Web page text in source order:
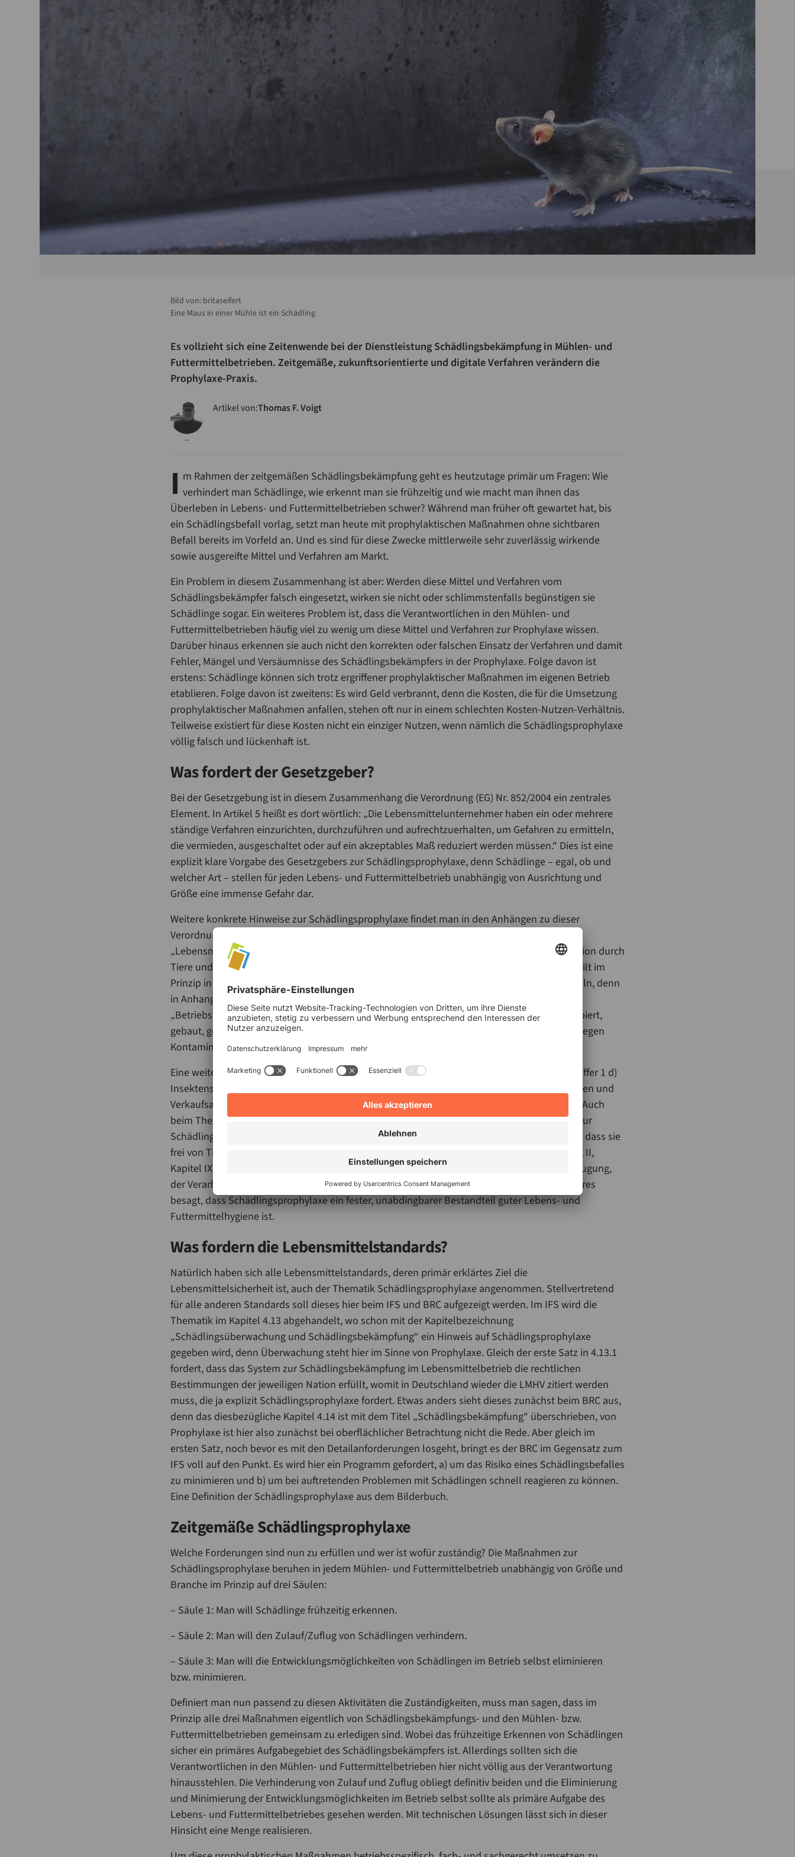
Bild von: britaseifert
Eine Maus in einer Mühle ist ein Schädling
Es vollzieht sich eine Zeitenwende bei der Dienstleistung Schädlingsbekämpfung in Mühlen- und
Futtermittelbetrieben. Zeitgemäße, zukunftsorientierte und digitale Verfahren verändern die
Prophylaxe-Praxis.
Artikel von:Thomas F. Voigt
I m Rahmen der zeitgemäßen Schädlingsbekämpfung geht es heutzutage primär um Fragen: Wie
verhindert man Schädlinge, wie erkennt man sie frühzeitig und wie macht man ihnen das
Überleben in Lebens- und Futtermittelbetrieben schwer? Während man früher oft gewartet hat, bis
ein Schädlingsbefall vorlag, setzt man heute mit prophylaktischen Maßnahmen ohne sichtbaren
Befall bereits im Vorfeld an. Und es sind für diese Zwecke mittlerweile sehr zuverlässig wirkende
sowie ausgereifte Mittel und Verfahren am Markt.
Ein Problem in diesem Zusammenhang ist aber: Werden diese Mittel und Verfahren vom
Schädlingsbekämpfer falsch eingesetzt, wirken sie nicht oder schlimmstenfalls begünstigen sie
Schädlinge sogar. Ein weiteres Problem ist, dass die Verantwortlichen in den Mühlen- und
Futtermittelbetrieben häufig viel zu wenig um diese Mittel und Verfahren zur Prophylaxe wissen.
Darüber hinaus erkennen sie auch nicht den korrekten oder falschen Einsatz der Verfahren und damit
Fehler, Mängel und Versäumnisse des Schädlingsbekämpfers in der Prophylaxe. Folge davon ist
erstens: Schädlinge können sich trotz ergriffener prophylaktischer Maßnahmen im eigenen Betrieb
etablieren. Folge davon ist zweitens: Es wird Geld verbrannt, denn die Kosten, die für die Umsetzung
prophylaktischer Maßnahmen anfallen, stehen oft nur in einem schlechten Kosten-Nutzen-Verhältnis.
Teilweise existiert für diese Kosten nicht ein einziger Nutzen, wenn nämlich die Schädlingsprophylaxe
völlig falsch und lückenhaft ist.
Was fordert der Gesetzgeber?
Bei der Gesetzgebung ist in diesem Zusammenhang die Verordnung (EG) Nr. 852/2004 ein zentrales
Element. In Artikel 5 heißt es dort wörtlich: „Die Lebensmittelunternehmer haben ein oder mehrere
ständige Verfahren einzurichten, durchzuführen und aufrechtzuerhalten, um Gefahren zu ermitteln,
die vermieden, ausgeschaltet oder auf ein akzeptables Maß reduziert werden müssen.“ Dies ist eine
explizit klare Vorgabe des Gesetzgebers zur Schädlingsprophylaxe, denn Schädlinge – egal, ob und
welcher Art – stellen für jeden Lebens- und Futtermittelbetrieb unabhängig von Ausrichtung und
Größe eine immense Gefahr dar.
Weitere konkrete Hinweise zur Schädlingsprophylaxe findet man in den Anhängen zu dieser
Verordnung. Im Anhang I, der sich auf die Primärproduktion bezieht, heißt es:
„Lebensmittelunternehmer müssen angemessene Maßnahmen treffen, um eine Kontamination durch
Tiere und Schädlinge so weit wie möglich vorzubeugen oder zu verhindern.“ Diese Vorgabe gilt im
Prinzip in diesem Wortlaut auch für die Herstellung und Weiterverarbeitung von Lebensmitteln, denn
in Anhang II (Hygienevorschriften für alle Lebensmittelunternehmer), Kapitel I, heißt es:
„Betriebsstätten, in denen mit Lebensmitteln umgegangen wird, müssen so angelegt, konzipiert,
gebaut, gelegen und bemessen sein, dass gute Lebensmittelhygiene, einschließlich Schutz gegen
Kontamination und insbesondere Schädlingsbekämpfung, gewährleistet ist.“
Eine weitere Vorgabe zur Prophylaxe findet man im Anhang II, Kapitel II. Hier werden unter Ziffer 1 d)
Insektenschutzgitter an Fenstern gefordert. Und selbst für mobile Lebensmittelbetriebsstätten und
Verkaufsautomaten fordert diese Verordnung in Anhang II, Kapitel III Schädlingsprophylaxe. Auch
beim Thema Lebensmittelabfälle findet man im Anhang II, Kapitel VI, Ziffer 3 einen Hinweis zur
Schädlingsprophylaxe, denn Abfallsammelräume müssen so konzipiert und geführt werden, dass sie
frei von Tieren und Schädlingen gehalten werden können. Und schließlich gibt es im Anhang II,
Kapitel IX, in Ziffer 3 die allumfassende Vorgabe, dass Lebensmittel auf allen Stufen der Erzeugung,
der Verarbeitung und des Vertriebes vor Kontaminationen zu schützen sind, was nichts anderes
besagt, dass Schädlingsprophylaxe ein fester, unabdingbarer Bestandteil guter Lebens- und
Futtermittelhygiene ist.
Was fordern die Lebensmittelstandards?
Natürlich haben sich alle Lebensmittelstandards, deren primär erklärtes Ziel die
Lebensmittelsicherheit ist, auch der Thematik Schädlingsprophylaxe angenommen. Stellvertretend
für alle anderen Standards soll dieses hier beim IFS und BRC aufgezeigt werden. Im IFS wird die
Thematik im Kapitel 4.13 abgehandelt, wo schon mit der Kapitelbezeichnung
„Schädlingsüberwachung und Schädlingsbekämpfung“ ein Hinweis auf Schädlingsprophylaxe
gegeben wird, denn Überwachung steht hier im Sinne von Prophylaxe. Gleich der erste Satz in 4.13.1
fordert, dass das System zur Schädlingsbekämpfung im Lebensmittelbetrieb die rechtlichen
Bestimmungen der jeweiligen Nation erfüllt, womit in Deutschland wieder die LMHV zitiert werden
muss, die ja explizit Schädlingsprophylaxe fordert. Etwas anders sieht dieses zunächst beim BRC aus,
denn das diesbezügliche Kapitel 4.14 ist mit dem Titel „Schädlingsbekämpfung“ überschrieben, von
Prophylaxe ist hier also zunächst bei oberflächlicher Betrachtung nicht die Rede. Aber gleich im
ersten Satz, noch bevor es mit den Detailanforderungen losgeht, bringt es der BRC im Gegensatz zum
IFS voll auf den Punkt. Es wird hier ein Programm gefordert, a) um das Risiko eines Schädlingsbefalles
zu minimieren und b) um bei auftretenden Problemen mit Schädlingen schnell reagieren zu können.
Eine Definition der Schädlingsprophylaxe aus dem Bilderbuch.
Zeitgemäße Schädlingsprophylaxe
Welche Forderungen sind nun zu erfüllen und wer ist wofür zuständig? Die Maßnahmen zur
Schädlingsprophylaxe beruhen in jedem Mühlen- und Futtermittelbetrieb unabhängig von Größe und
Branche im Prinzip auf drei Säulen:
– Säule 1: Man will Schädlinge frühzeitig erkennen.
– Säule 2: Man will den Zulauf/Zuflug von Schädlingen verhindern.
– Säule 3: Man will die Entwicklungsmöglichkeiten von Schädlingen im Betrieb selbst eliminieren
bzw. minimieren.
Definiert man nun passend zu diesen Aktivitäten die Zuständigkeiten, muss man sagen, dass im
Prinzip alle drei Maßnahmen eigentlich von Schädlingsbekämpfungs- und den Mühlen- bzw.
Futtermittelbetrieben gemeinsam zu erledigen sind. Wobei das frühzeitige Erkennen von Schädlingen
sicher ein primäres Aufgabegebiet des Schädlingsbekämpfers ist. Allerdings sollten sich die
Verantwortlichen in den Mühlen- und Futtermittelbetrieben hier nicht völlig aus der Verantwortung
hinausstehlen. Die Verhinderung von Zulauf und Zuflug obliegt definitiv beiden und die Eliminierung
und Minimierung der Entwicklungsmöglichkeiten im Betrieb selbst sollte als primäre Aufgabe des
Lebens- und Futtermittelbetriebes gesehen werden. Mit technischen Lösungen lässt sich in dieser
Hinsicht eine Menge realisieren.